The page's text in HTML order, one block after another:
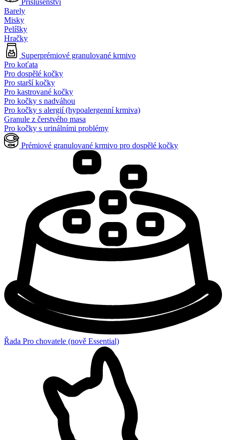
Příslušenství
Barely
Misky
Pelíšky
Hračky
Superprémiové granulované krmivo
Pro koťata
Pro dospělé kočky
Pro starší kočky
Pro kastrované kočky
Pro kočky s nadváhou
Pro kočky s alergií (hypoalergenní krmiva)
Granule z čerstvého masa
Pro kočky s urinálními problémy
Prémiové granulované krmivo pro dospělé kočky
Řada Pro chovatele (nově Essential)